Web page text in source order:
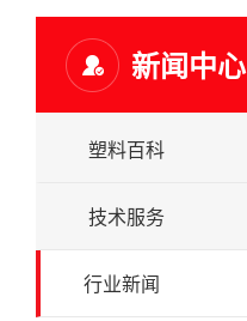
新闻中心
塑料百科
技术服务
行业新闻